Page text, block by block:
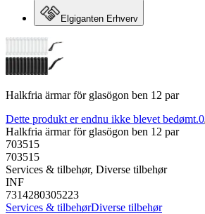
Elgiganten Erhverv
Halkfria ärmar för glasögon ben 12 par
Dette produkt er endnu ikke blevet bedømt.0
Halkfria ärmar för glasögon ben 12 par
703515
703515
Services & tilbehør, Diverse tilbehør
INF
7314280305223
Services & tilbehørDiverse tilbehør